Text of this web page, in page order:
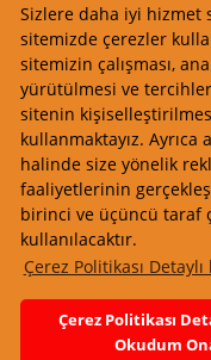
Sizlere daha iyi hizmet
sitemizde çerezler
sitemizin çalışması,
yürütülmesi ve
sitenin
kullanmaktayız. Ayrıca
halinde size yönelik
faaliyetlerinin
birinci ve üçüncü taraf
kullanılacaktır.
Çerez Politikası
Çerez Politikası
Okudum
Whatsapp
Start Elektronik
Resimler Yazılar ve
Kredi kartı bilgileriniz